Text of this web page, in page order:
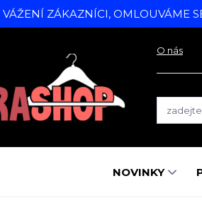
VÁŽENÍ ZÁKAZNÍCI, OMLOUVÁME
O nás
NOVINKY